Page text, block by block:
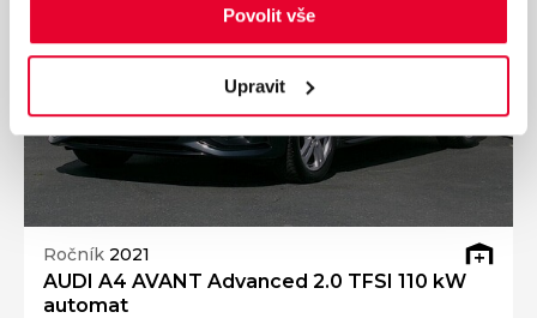
Povolit vše
Upravit
Ročník 2021
AUDI A4 AVANT Advanced 2.0 TFSI 110 kW
automat